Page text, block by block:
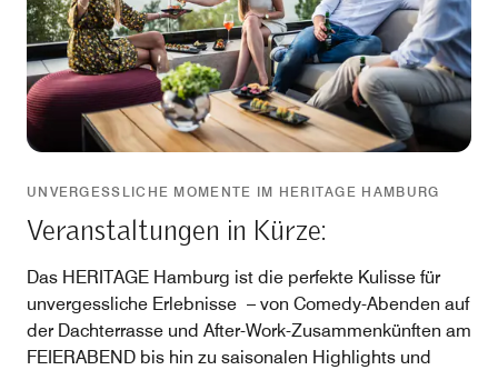
UNVERGESSLICHE MOMENTE IM HERITAGE HAMBURG
Veranstaltungen in Kürze:
Das HERITAGE Hamburg ist die perfekte Kulisse für
unvergessliche Erlebnisse – von Comedy-Abenden auf
der Dachterrasse und After-Work-Zusammenkünften am
FEIERABEND bis hin zu saisonalen Highlights und